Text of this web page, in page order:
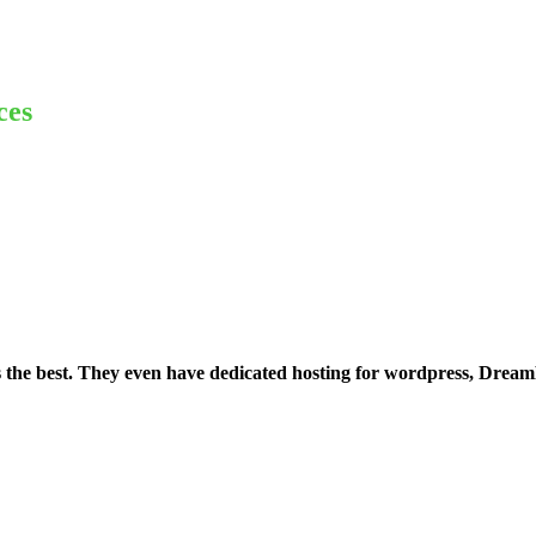
best. They even have dedicated hosting for wordpress,